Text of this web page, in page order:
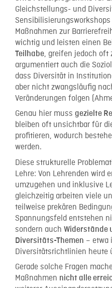
Gleichstellungs- und
Maßnahmen zur
wichtig und leisten einen
Teilhabe, greifen jedoch oft
argumentiert auch die
dass Diversität in
aber nicht zwangsläufig
Veränderungen folgen
Genau hier muss gezielte
bleiben oft unsichtbar für
profitieren, wodurch
werden.
Diese strukturelle
Lehre: Von Lehrenden wird
umzugehen und inklusive
gleichzeitig arbeiten viele
teilweise prekären
Spannungsfeld entstehen
sondern auch Widerstände
Diversitäts-Themen – etwa
Diversitätsrichtlinien heute
Gerade solche Fragen
Maßnahmen nicht alle